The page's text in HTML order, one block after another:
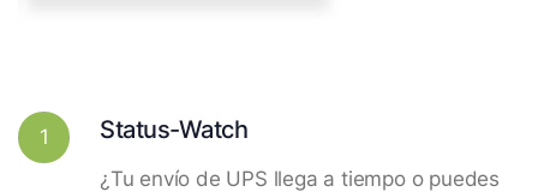
1 Status-Watch
¿Tu envío de UPS llega a tiempo o puedes